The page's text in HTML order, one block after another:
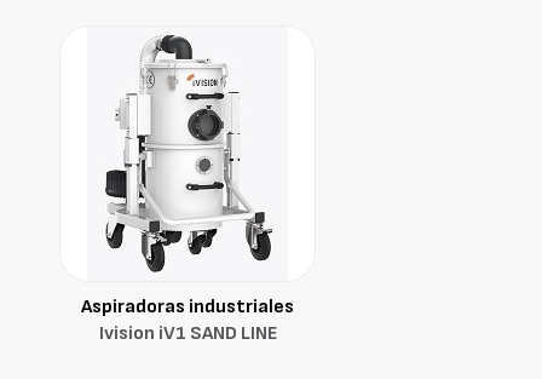
Aspiradoras industriales
Ivision iV1 SAND LINE